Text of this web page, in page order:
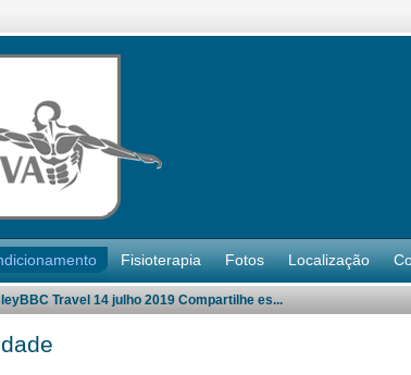
Fisioterapia Fotos Localização
Travel 14 julho 2019 Compartilhe es...